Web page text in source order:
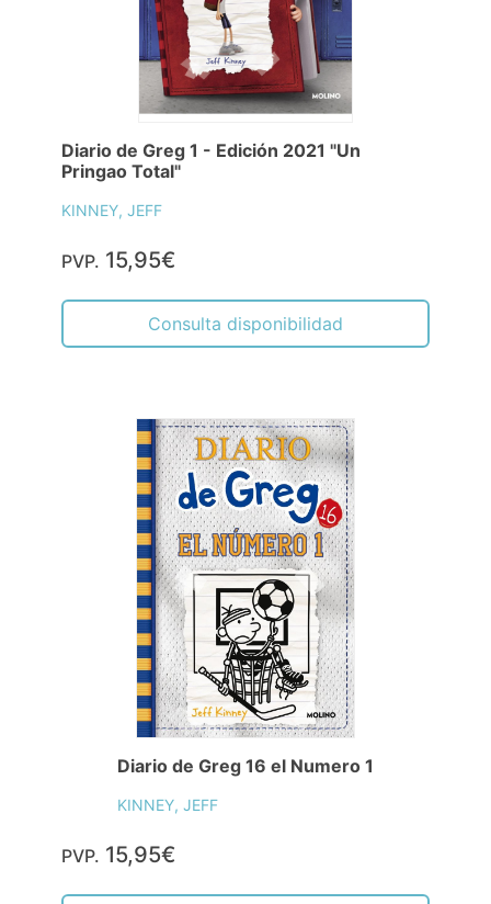
Diario de Greg 1 - Edición 2021 "Un
Pringao Total"
KINNEY, JEFF
PVP. 15,95€
Consulta disponibilidad
Diario de Greg 16 el Numero 1
KINNEY, JEFF
PVP. 15,95€